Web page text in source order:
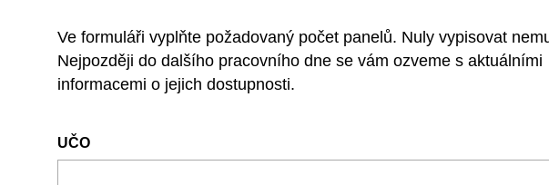
Ve formuláři vyplňte požadovaný počet panelů. Nuly vypisovat
Nejpozději do dalšího pracovního dne se vám ozveme s aktuálními
informacemi o jejich dostupnosti.
UČO